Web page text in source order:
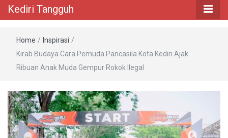
Kediri Tangguh
Home / Inspirasi /
Kirab Budaya Cara Pemuda Pancasila Kota Kediri Ajak
Ribuan Anak Muda Gempur Rokok Ilegal